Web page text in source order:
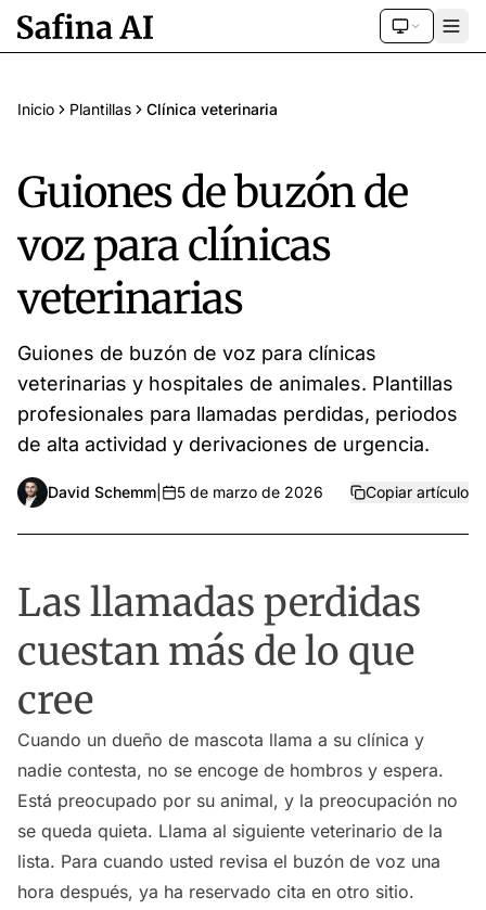
Inicio Plantillas Clínica veterinaria
Guiones de buzón de
voz para clínicas
veterinarias
Guiones de buzón de voz para clínicas
veterinarias y hospitales de animales. Plantillas
profesionales para llamadas perdidas, periodos
de alta actividad y derivaciones de urgencia.
David Schemm 5 de marzo de 2026 Copiar artículo
Las llamadas perdidas
cuestan más de lo que
cree
Cuando un dueño de mascota llama a su clínica y
nadie contesta, no se encoge de hombros y espera.
Está preocupado por su animal, y la preocupación no
se queda quieta. Llama al siguiente veterinario de la
lista. Para cuando usted revisa el buzón de voz una
hora después, ya ha reservado cita en otro sitio.